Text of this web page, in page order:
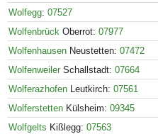
Wolfegg: 07527
Wolfenbrück Oberrot: 07977
Wolfenhausen Neustetten: 07472
Wolfenweiler Schallstadt: 07664
Wolferazhofen Leutkirch: 07561
Wolferstetten Külsheim: 09345
Wolfgelts Kißlegg: 07563